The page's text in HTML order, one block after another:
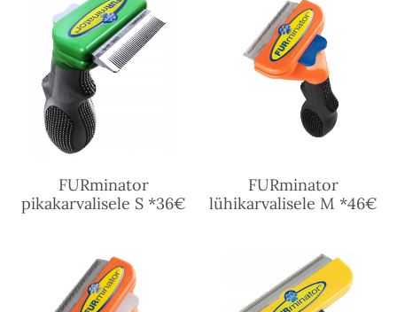
FURminator
pikakarvalisele S *36€
FURminator
lühikarvalisele M *46€